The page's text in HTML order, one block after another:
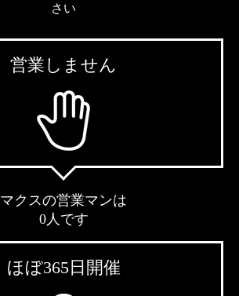
さい
営業しません
マクスの営業マンは
0人です
ほぼ365日開催